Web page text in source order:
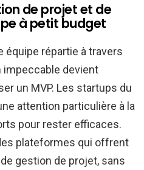
de projet et de
à petit budget
équipe répartie à travers
impeccable devient
un MVP. Les startups du
attention particulière à la
pour rester efficaces.
plateformes qui offrent
gestion de projet, sans